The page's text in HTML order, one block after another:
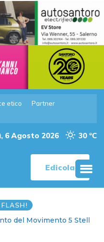
etico
Partner
6 Agosto 2026 30 °C
Edicola
Movimento 5 Stelle